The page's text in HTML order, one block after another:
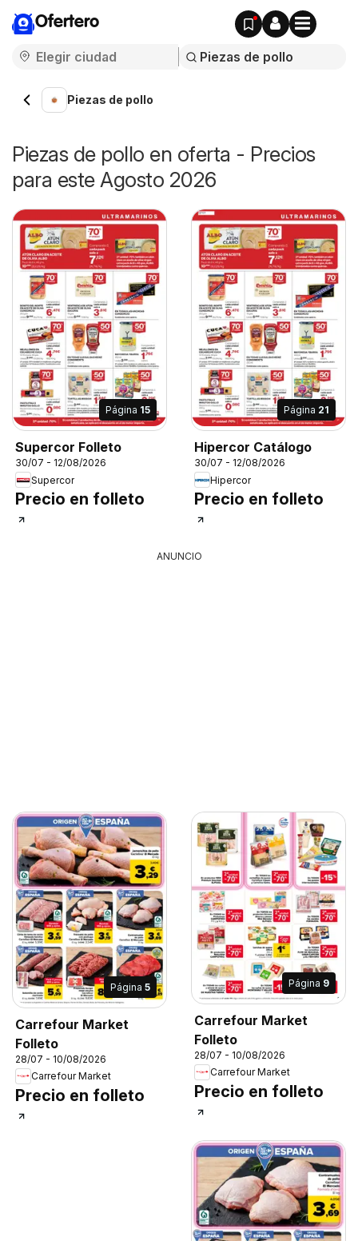
Ofertero
Piezas de pollo
Piezas de pollo en oferta - Precios
para este Agosto 2026
Página 15
Supercor Folleto
30/07 - 12/08/2026
Supercor
Precio en folleto
Página 21
Hipercor Catálogo
30/07 - 12/08/2026
Hipercor
Precio en folleto
ANUNCIO
Página 5
Carrefour Market
Folleto
28/07 - 10/08/2026
Carrefour Market
Precio en folleto
Página 9
Carrefour Market
Folleto
28/07 - 10/08/2026
Carrefour Market
Precio en folleto